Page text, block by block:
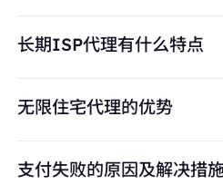
亚马逊、eBay、
保持每个店铺独立的IP
长期稳定抓取竞品价格
滥用、未经授权访问、绕过安
业场景，包括公开网页数据访
长期ISP代理有什么特点
无限住宅代理的优势
支付失败的原因及解决措